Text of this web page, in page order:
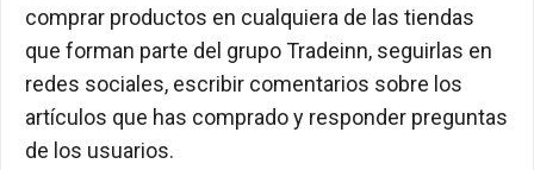
comprar productos en cualquiera de las tiendas
que forman parte del grupo Tradeinn, seguirlas en
redes sociales, escribir comentarios sobre los
artículos que has comprado y responder preguntas
de los usuarios.